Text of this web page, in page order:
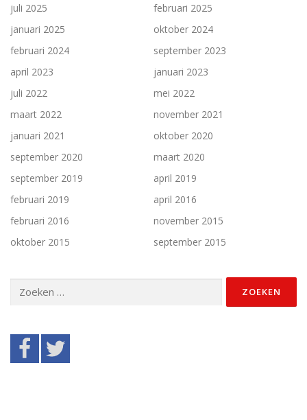
juli 2025
februari 2025
januari 2025
oktober 2024
februari 2024
september 2023
april 2023
januari 2023
juli 2022
mei 2022
maart 2022
november 2021
januari 2021
oktober 2020
september 2020
maart 2020
september 2019
april 2019
februari 2019
april 2016
februari 2016
november 2015
oktober 2015
september 2015
naar: